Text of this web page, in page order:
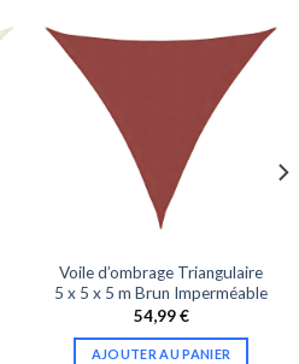
Voile d’ombrage Triangulaire
5 x 5 x 5 m Brun Imperméable
54,99€
AJOUTER AU PANIER